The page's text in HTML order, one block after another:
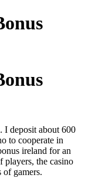
I deposit about 600
to cooperate in
ireland for an
players, the casino
gamers.